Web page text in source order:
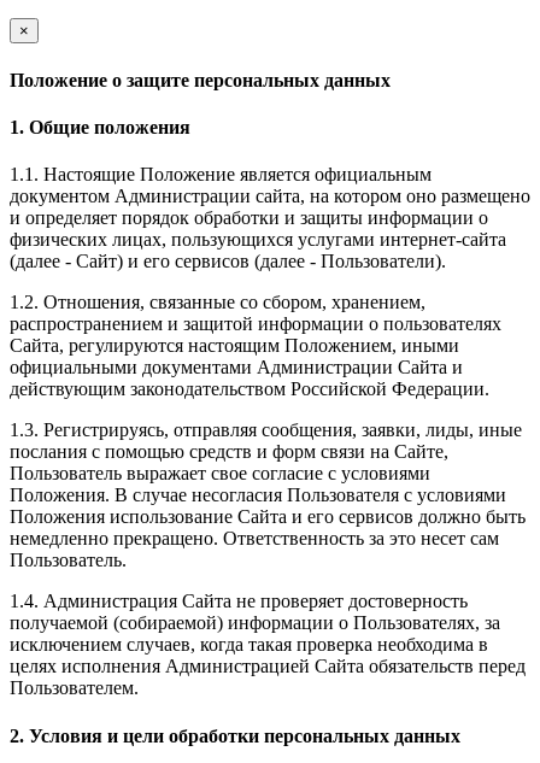
×
Положение о защите персональных данных
1. Общие положения
1.1. Настоящие Положение является официальным
документом Администрации сайта, на котором оно размещено
и определяет порядок обработки и защиты информации о
физических лицах, пользующихся услугами интернет-сайта
(далее - Сайт) и его сервисов (далее - Пользователи).
1.2. Отношения, связанные со сбором, хранением,
распространением и защитой информации о пользователях
Сайта, регулируются настоящим Положением, иными
официальными документами Администрации Сайта и
действующим законодательством Российской Федерации.
1.3. Регистрируясь, отправляя сообщения, заявки, лиды, иные
послания с помощью средств и форм связи на Сайте,
Пользователь выражает свое согласие с условиями
Положения. В случае несогласия Пользователя с условиями
Положения использование Сайта и его сервисов должно быть
немедленно прекращено. Ответственность за это несет сам
Пользователь.
1.4. Администрация Сайта не проверяет достоверность
получаемой (собираемой) информации о Пользователях, за
исключением случаев, когда такая проверка необходима в
целях исполнения Администрацией Сайта обязательств перед
Пользователем.
2. Условия и цели обработки персональных данных